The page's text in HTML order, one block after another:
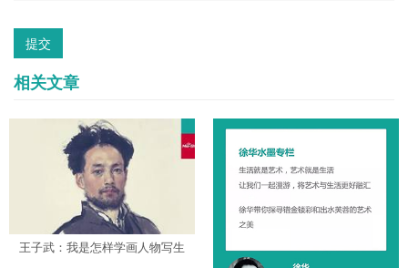
提交
相关文章
王子武：我是怎样学画人物写生